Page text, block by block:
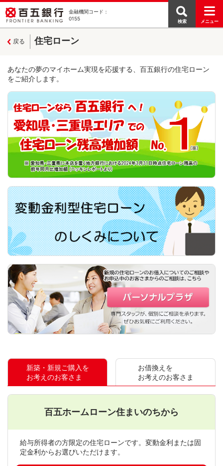
金融機関コード：
0155
メニュー
検索
戻る 住宅ローン
あなたの夢のマイホーム実現を応援する、百五銀行の住宅ローン
をご紹介します。
新築・新規ご購入を
お考えのお客さま
お借換えを
お考えのお客さま
百五ホームローン住まいのちから
給与所得者の方限定の住宅ローンです。変動金利または固
定金利からお選びいただけます。